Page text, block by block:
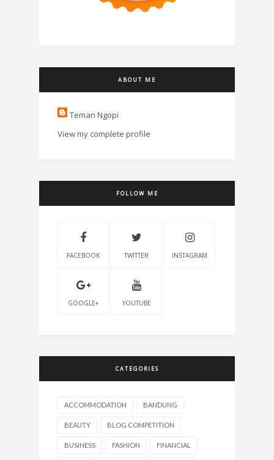
ABOUT ME
Teman Ngopi
View my complete profile
FOLLOW ME
FACEBOOK TWITTER INSTAGRAM
GOOGLE+ YOUTUBE
CATEGORIES
ACCOMMODATION BANDUNG
BEAUTY BLOG COMPETITION
BUSINESS FASHION FINANCIAL